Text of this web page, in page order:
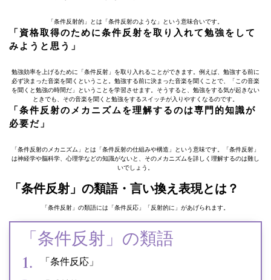
「条件反射的」とは「条件反射のような」という意味合いです。
「資格取得のために条件反射を取り入れて勉強をして
みようと思う」
勉強効率を上げるために「条件反射」を取り入れることができます。例えば、勉強する前に
必ず決まった音楽を聞くということ。勉強する前に決まった音楽を聞くことで、「この音楽
を聞くと勉強の時間だ」ということを学習させます。そうすると、勉強をする気が起きない
ときでも、その音楽を聞くと勉強をするスイッチが入りやすくなるのです。
「条件反射のメカニズムを理解するのは専門的知識が
必要だ」
「条件反射のメカニズム」とは「条件反射の仕組みや構造」という意味です。「条件反射」
は神経学や脳科学、心理学などの知識がないと、そのメカニズムを詳しく理解するのは難し
いでしょう。
「条件反射」の類語・言い換え表現とは？
「条件反射」の類語には「条件反応」「反射的に」があげられます。
「条件反射」の類語
「条件反応」